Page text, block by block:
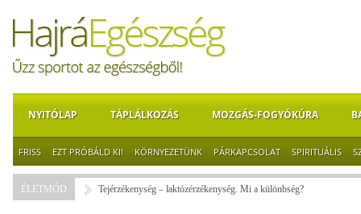
NYITÓLAP TÁPLÁLKOZÁS MOZGÁS-FOGYÓKÚRA
FRISS EZT PRÓBÁLD KI! KÖRNYEZETÜNK PÁRKAPCSOLAT SPIRITUÁLIS
ÉLETMÓD Tejérzékenység – laktózérzékenység. Mi a különbség?